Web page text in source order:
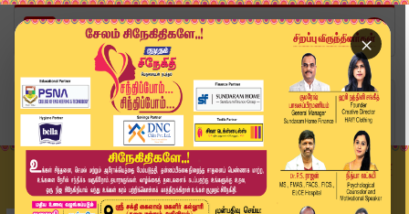
×
Home
வீடியோ ஸ்டோரி
PM Modi in Coimbatore | கோவை வந்திறங்கினார் பிர...